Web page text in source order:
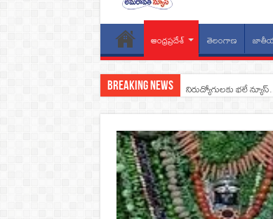
ఆంధ్రప్రదేశ్ తెలంగాణ
Breaking News నిరుద్యోగులకు భలే